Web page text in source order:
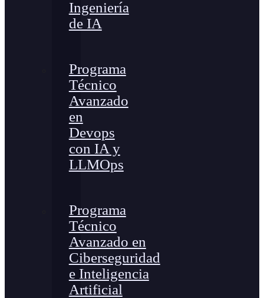
Ingeniería
de IA
Programa
Técnico
Avanzado
en
Devops
con IA y
LLMOps
Programa
Técnico
Avanzado en
Ciberseguridad
e Inteligencia
Artificial